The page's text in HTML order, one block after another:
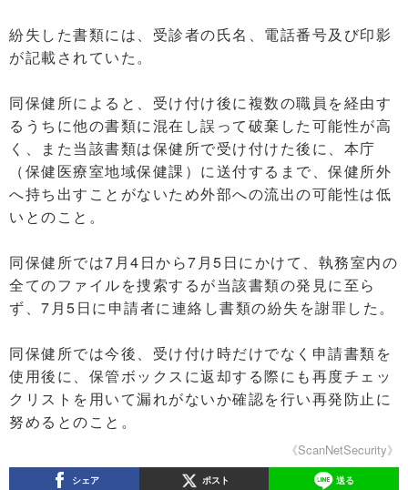
紛失した書類には、受診者の氏名、電話番号及び印影
が記載されていた。
同保健所によると、受け付け後に複数の職員を経由す
るうちに他の書類に混在し誤って破棄した可能性が高
く、また当該書類は保健所で受け付けた後に、本庁
（保健医療室地域保健課）に送付するまで、保健所外
へ持ち出すことがないため外部への流出の可能性は低
いとのこと。
同保健所では7月4日から7月5日にかけて、執務室内の
全てのファイルを捜索するが当該書類の発見に至ら
ず、7月5日に申請者に連絡し書類の紛失を謝罪した。
同保健所では今後、受け付け時だけでなく申請書類を
使用後に、保管ボックスに返却する際にも再度チェッ
クリストを用いて漏れがないか確認を行い再発防止に
努めるとのこと。
《ScanNetSecurity》
シェア ポスト 送る